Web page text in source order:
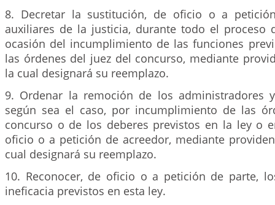
8. Decretar la sustitución, de oficio o a
auxiliares de la justicia, durante todo el proceso
ocasión del incumplimiento de las funciones
las órdenes del juez del concurso, mediante
la cual designará su reemplazo.
9. Ordenar la remoción de los administradores
según sea el caso, por incumplimiento de las
concurso o de los deberes previstos en la ley o
oficio o a petición de acreedor, mediante
cual designará su reemplazo.
10. Reconocer, de oficio o a petición de parte,
ineficacia previstos en esta ley.